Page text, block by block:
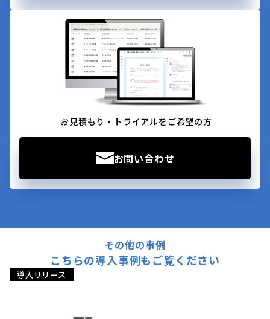
お見積もり・トライアルをご希望の方
お問い合わせ
その他の事例
こちらの導入事例もご覧ください
導入リリース